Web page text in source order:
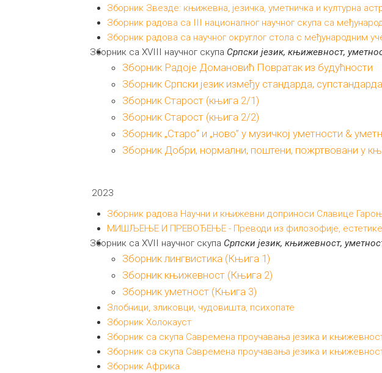
Зборник Звезде: књижевна, језичка, уметничка и културна
Зборник радова са III националног научног скупа са
Зборник радова са научног округлог стола с међународним
Зборник са XVIII научног скупа Српски језик, књижевност,
Зборник Радоје Домановић Повратак из будућности
Зборник Српски језик између стандарда,
Зборник Старост (књига 2/1)
Зборник Старост (књига 2/2)
Зборник „Старо” и „ново” у музичкој уметности &
Зборник Добри, нормални, поштени, пожртвовани у
2023
Зборник радова Научни и књижевни доприноси Славице
МИШЉЕЊЕ И ПРЕВОЂЕЊЕ - Преводи из филозофије, естетике
Зборник са XVII научног скупа Српски језик, књижевност,
Зборник лингвистика (Књига 1)
Зборник књижевност (Књига 2)
Зборник уметност (Књига 3)
Злобници, зликовци, чудовишта, психопате
Зборник Холокауст
Зборник са скупа Савремена проучавања језика и
Зборник са скупа Савремена проучавања језика и
Зборник Африка